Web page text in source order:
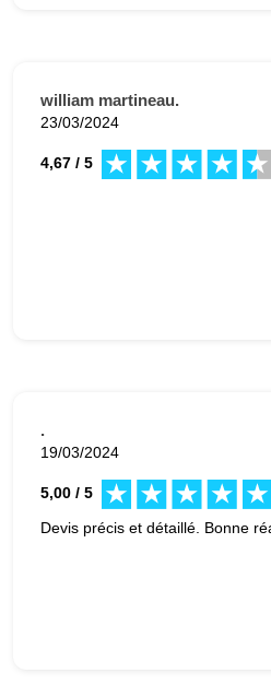
william martineau.
23/03/2024
4,67 / 5
.
19/03/2024
5,00 / 5
Devis précis et détaillé. Bonne